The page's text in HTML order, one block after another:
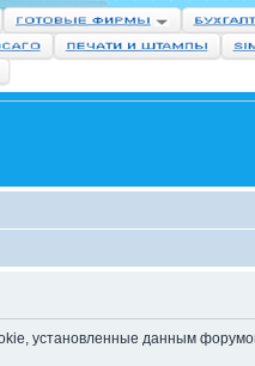
установленные данным